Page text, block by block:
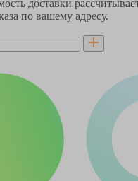
доставки
по вашему адресу.